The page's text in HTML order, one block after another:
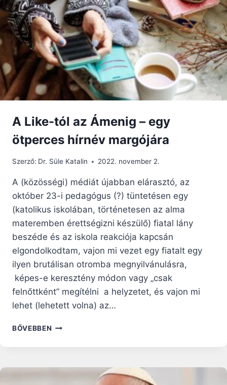
EMLÍTETT
ASSZONYOK
A Like-tól az Ámenig – egy
ötperces hírnév margójára
Szerző: Dr. Süle Katalin 2022. november 2.
A (közösségi) médiát újabban elárasztó, az
október 23-i pedagógus (?) tüntetésen egy
(katolikus iskolában, történetesen az alma
materemben érettségizni készülő) fiatal lány
beszéde és az iskola reakciója kapcsán
elgondolkodtam, vajon mi vezet egy fiatalt egy
ilyen brutálisan otromba megnyilvánulásra,
képes-e keresztény módon vagy „csak
felnőttként” megítélni a helyzetet, és vajon mi
lehet (lehetett volna) az…
BŐVEBBEN
ÁMENIG